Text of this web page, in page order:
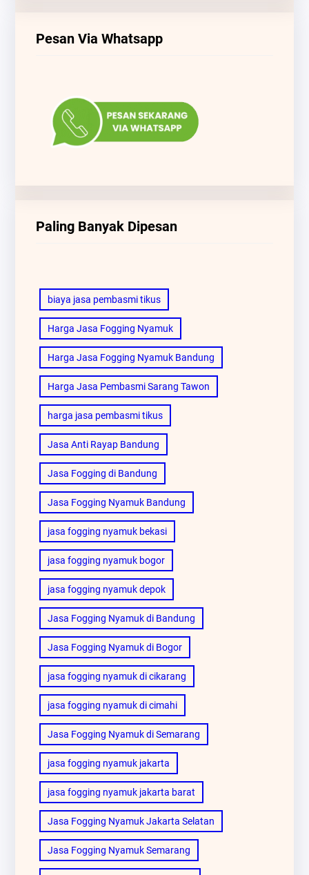
Pesan Via Whatsapp
Paling Banyak Dipesan
biaya jasa pembasmi tikus
Harga Jasa Fogging Nyamuk
Harga Jasa Fogging Nyamuk Bandung
Harga Jasa Pembasmi Sarang Tawon
harga jasa pembasmi tikus
Jasa Anti Rayap Bandung
Jasa Fogging di Bandung
Jasa Fogging Nyamuk Bandung
jasa fogging nyamuk bekasi
jasa fogging nyamuk bogor
jasa fogging nyamuk depok
Jasa Fogging Nyamuk di Bandung
Jasa Fogging Nyamuk di Bogor
jasa fogging nyamuk di cikarang
jasa fogging nyamuk di cimahi
Jasa Fogging Nyamuk di Semarang
jasa fogging nyamuk jakarta
jasa fogging nyamuk jakarta barat
Jasa Fogging Nyamuk Jakarta Selatan
Jasa Fogging Nyamuk Semarang